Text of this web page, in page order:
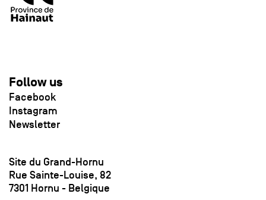
Follow us
Facebook
Instagram
Newsletter
Site du Grand-Hornu
Rue Sainte-Louise, 82
7301 Hornu - Belgique